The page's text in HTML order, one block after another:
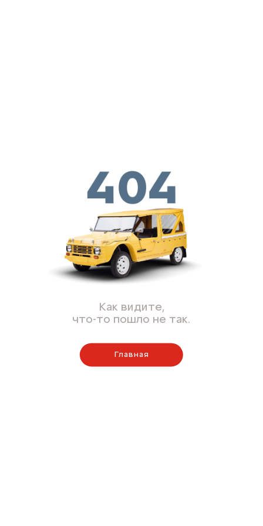
Как видите,
что-то пошло не так.
Главная